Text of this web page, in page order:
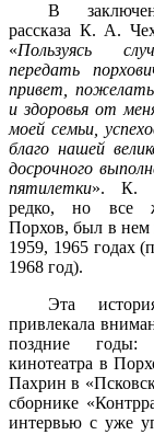
В
рассказа К. А.
«Пользуясь
передать
привет,
и здоровья от
моей семьи,
благо нашей
досрочного
пятилетки». К.
редко, но все
Порхов, был в нем
1959, 1965 годах
1968 год).
Эта
привлекала
поздние
кинотеатра в
Пахрин в
сборнике
интервью с уже